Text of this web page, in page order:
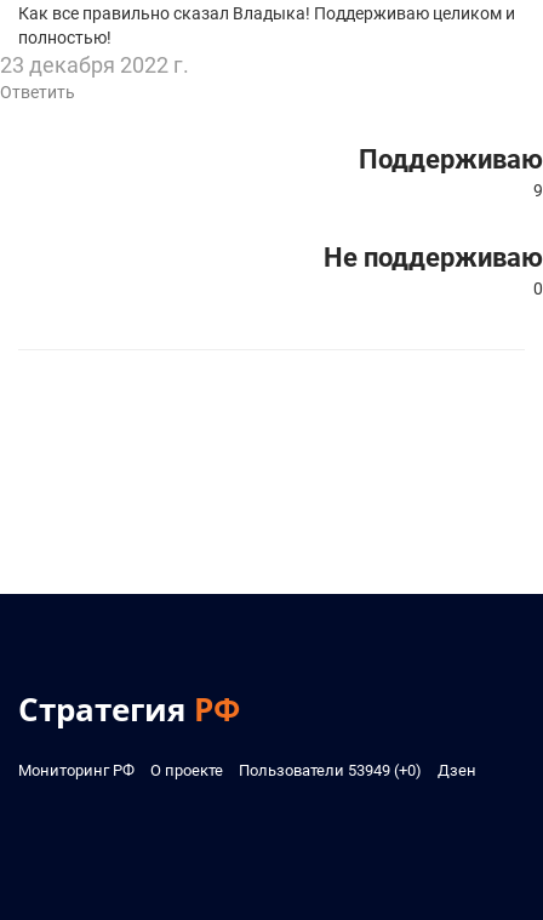
Как все правильно сказал Владыка! Поддерживаю целиком и
полностью!
23 декабря 2022 г.
Ответить
Поддерживаю
9
Не поддерживаю
0
Стратегия РФ
Мониторинг РФ О проекте Пользователи 53949 (+0) Дзен